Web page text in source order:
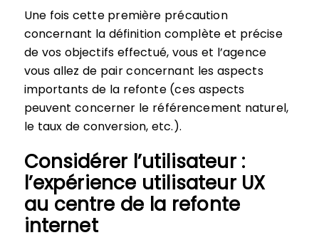
Une fois cette première précaution
concernant la définition complète et précise
de vos objectifs effectué, vous et l’agence
vous allez de pair concernant les aspects
importants de la refonte (ces aspects
peuvent concerner le référencement naturel,
le taux de conversion, etc.).
Considérer l’utilisateur :
l’expérience utilisateur UX
au centre de la refonte
internet